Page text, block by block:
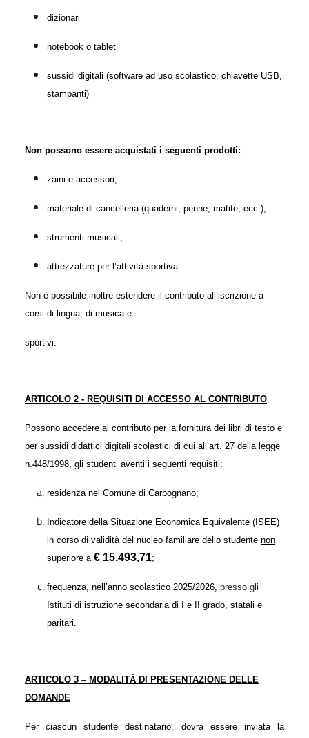
dizionari
notebook o tablet
sussidi digitali (software ad uso scolastico, chiavette USB,
stampanti)
Non possono essere acquistati i seguenti prodotti:
zaini e accessori;
materiale di cancelleria (quaderni, penne, matite, ecc.);
strumenti musicali;
attrezzature per l’attività sportiva.
Non è possibile inoltre estendere il contributo all’iscrizione a
corsi di lingua, di musica e
sportivi.
ARTICOLO 2 - REQUISITI DI ACCESSO AL CONTRIBUTO
Possono accedere al contributo per la fornitura dei libri di testo e
per sussidi didattici digitali scolastici di cui all’art. 27 della legge
n.448/1998, gli studenti aventi i seguenti requisiti:
residenza nel Comune di Carbognano;
Indicatore della Situazione Economica Equivalente (ISEE)
in corso di validità del nucleo familiare dello studente non
superiore a € 15.493,71;
frequenza, nell’anno scolastico 2025/2026 presso gli
Istituti di istruzione secondaria di I e II grado, statali e
paritari.
ARTICOLO 3 – MODALITÀ DI PRESENTAZIONE DELLE
DOMANDE
Per ciascun studente destinatario, dovrà essere inviata la